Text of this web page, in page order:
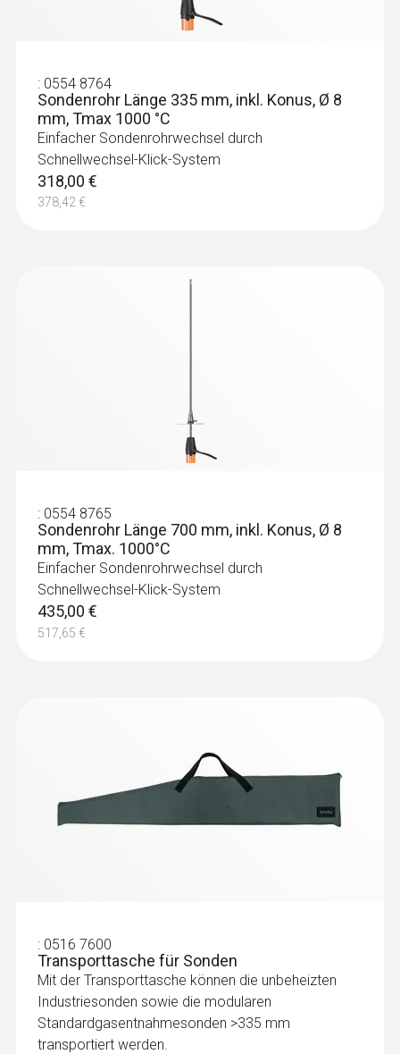
: 0554 8764
Sondenrohr Länge 335 mm, inkl. Konus, Ø 8
mm, Tmax 1000 °C
Einfacher Sondenrohrwechsel durch
Schnellwechsel-Klick-System
318,00 €
378,42 €
: 0554 8765
Sondenrohr Länge 700 mm, inkl. Konus, Ø 8
mm, Tmax. 1000°C
Einfacher Sondenrohrwechsel durch
Schnellwechsel-Klick-System
435,00 €
517,65 €
: 0516 7600
Transporttasche für Sonden
Mit der Transporttasche können die unbeheizten
Industriesonden sowie die modularen
Standardgasentnahmesonden >335 mm
transportiert werden.